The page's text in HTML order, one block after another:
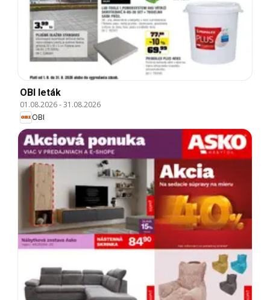
OBI leták
01.08.2026-31.08.2026
OBI